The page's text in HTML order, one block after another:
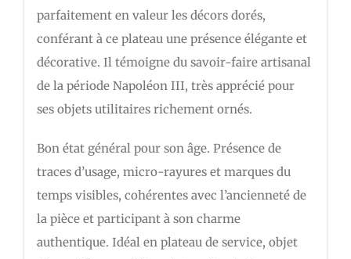
parfaitement en valeur les décors dorés,
conférant à ce plateau une présence élégante et
décorative. Il témoigne du savoir-faire artisanal
de la période Napoléon III, très apprécié pour
ses objets utilitaires richement ornés.
Bon état général pour son âge. Présence de
traces d’usage, micro-rayures et marques du
temps visibles, cohérentes avec l’ancienneté de
la pièce et participant à son charme
authentique. Idéal en plateau de service, objet